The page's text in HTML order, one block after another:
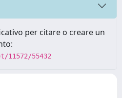
per citare o creare un
55432